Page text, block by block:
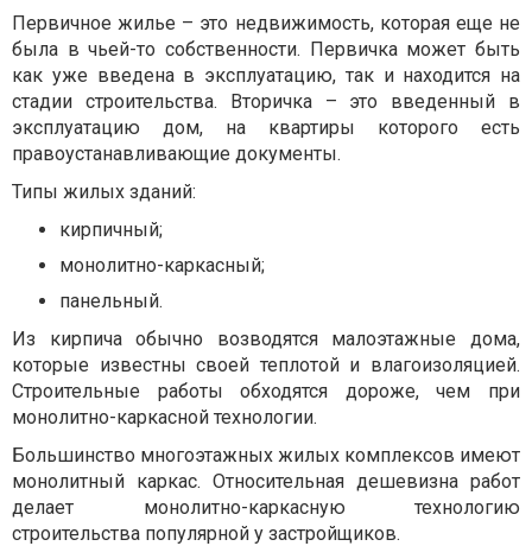
Первичное жилье – это недвижимость, которая еще не
была в чьей-то собственности. Первичка может быть
как уже введена в эксплуатацию, так и находится на
стадии строительства. Вторичка – это введенный в
эксплуатацию дом, на квартиры которого есть
правоустанавливающие документы.
Типы жилых зданий:
кирпичный;
монолитно-каркасный;
панельный.
Из кирпича обычно возводятся малоэтажные дома,
которые известны своей теплотой и влагоизоляцией.
Строительные работы обходятся дороже, чем при
монолитно-каркасной технологии.
Большинство многоэтажных жилых комплексов имеют
монолитный каркас. Относительная дешевизна работ
делает монолитно-каркасную технологию
строительства популярной у застройщиков.